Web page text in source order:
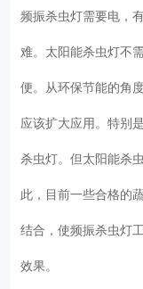
频振杀虫灯需要电，
难。太阳能杀虫灯不
便。从环保节能的角
应该扩大应用。特别
杀虫灯。但太阳能杀
此，目前一些合格的
结合，使频振杀虫灯
效果。